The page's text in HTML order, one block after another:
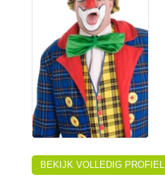
BEKIJK VOLLEDIG PROFIEL